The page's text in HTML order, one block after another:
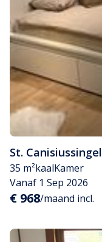
St. Canisiussingel
35 m²kaalKamer
Vanaf 1 Sep 2026
€ 968/maand incl.